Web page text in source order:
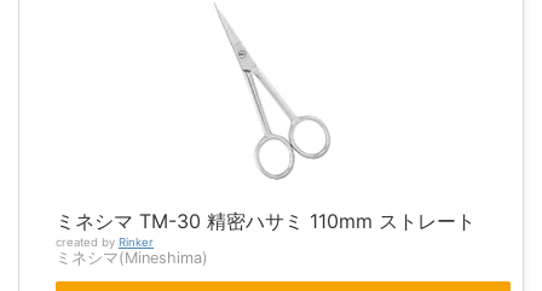
ミネシマ TM-30 精密ハサミ 110mm ストレート
created by Rinker
ミネシマ(Mineshima)